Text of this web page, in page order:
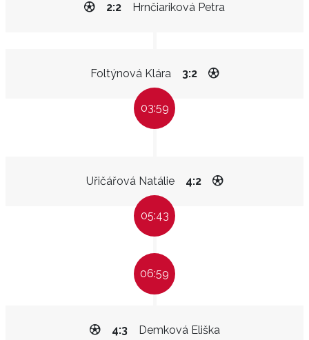
Hrnčiariková Petra
2:2
Foltýnová Klára 3:2
03:59
Uřičářová Natálie 4:2
05:43
06:59
Demková Eliška
4:3